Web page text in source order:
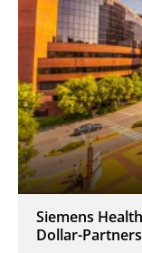
Siemens
Dollar-